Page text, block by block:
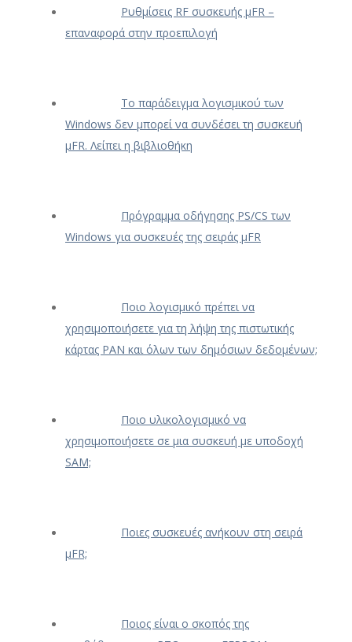
Ρυθμίσεις RF συσκευής μFR –
επαναφορά στην προεπιλογή
Το παράδειγμα λογισμικού των
Windows δεν μπορεί να συνδέσει τη συσκευή
μFR. Λείπει η βιβλιοθήκη
Πρόγραμμα οδήγησης PS/CS των
Windows για συσκευές της σειράς μFR
Ποιο λογισμικό πρέπει να
χρησιμοποιήσετε για τη λήψη της πιστωτικής
κάρτας PAN και όλων των δημόσιων δεδομένων;
Ποιο υλικολογισμικό να
χρησιμοποιήσετε σε μια συσκευή με υποδοχή
SAM;
Ποιες συσκευές ανήκουν στη σειρά
μFR;
Ποιος είναι ο σκοπός της